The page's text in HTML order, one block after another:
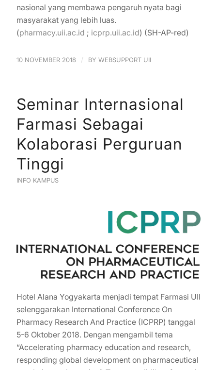
nasional yang membawa pengaruh nyata bagi
masyarakat yang lebih luas.
(pharmacy.uii.ac.id ; icprp.uii.ac.id) (SH-AP-red)
10 NOVEMBER 2018 / BY WEBSUPPORT UII
Seminar Internasional
Farmasi Sebagai
Kolaborasi Perguruan
Tinggi
INFO KAMPUS
Hotel Alana Yogyakarta menjadi tempat Farmasi UII
selenggarakan International Conference On
Pharmacy Research And Practice (ICPRP) tanggal
5-6 Oktober 2018. Dengan mengambil tema
“Accelerating pharmacy education and research,
responding global development on pharmaceutical